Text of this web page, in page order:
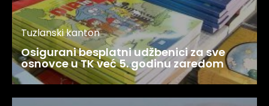
Tuzlanski kanton
Osigurani besplatni udžbenici za sve
osnovce u TK već 5. godinu zaredom